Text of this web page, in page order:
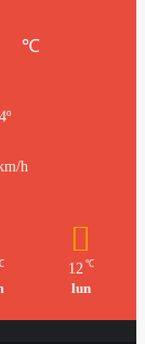
℃
h
12 ℃
lun